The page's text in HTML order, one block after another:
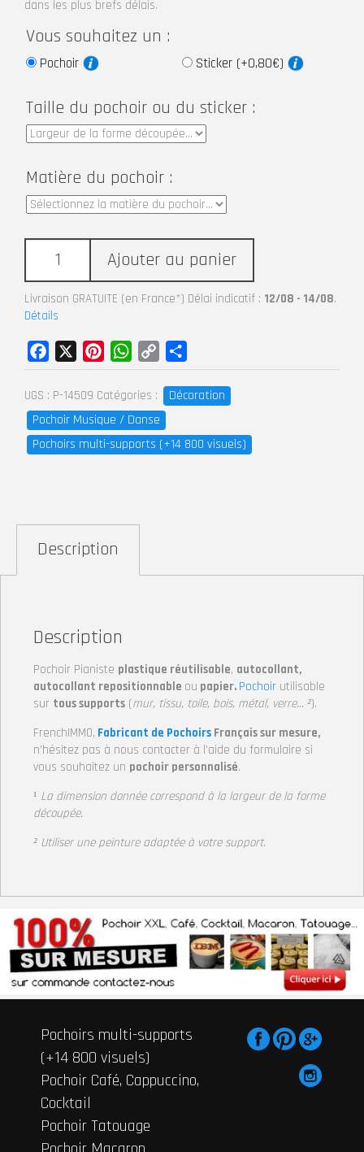
dans les plus brefs délais.
Vous souhaitez un :
Pochoir Sticker (+0,80€)
Taille du pochoir ou du sticker :
Matière du pochoir :
Ajouter au panier
Livraison GRATUITE (en France*) Délai indicatif : 12/08 - 14/08.
Détails
UGS : P-14509 Catégories :
Décoration
Pochoir Musique / Danse
Pochoirs multi-supports (+14 800 visuels)
Facebook PinterestWhatsApp
Copy
Link
Description
Description
Pochoir Pianiste plastique réutilisable, autocollant,
autocollant repositionnable ou papier. Pochoir utilisable
sur tous supports (mur, tissu, toile, bois, métal, verre… ²).
FrenchIMMO, Fabricant de Pochoirs Français sur mesure,
n’hésitez pas à nous contacter à l’aide du formulaire si
vous souhaitez un pochoir personnalisé.
¹ La dimension donnée correspond à la largeur de la forme
découpée.
² Utiliser une peinture adaptée à votre support.
Pochoirs multi-supports
(+14 800 visuels)
Pochoir Café, Cappuccino,
Cocktail
Pochoir Tatouage